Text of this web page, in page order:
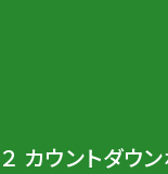
２ カウントダウ